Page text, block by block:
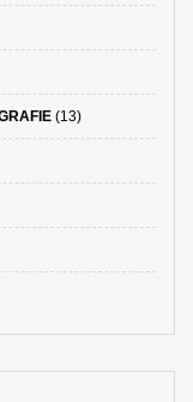
(13)